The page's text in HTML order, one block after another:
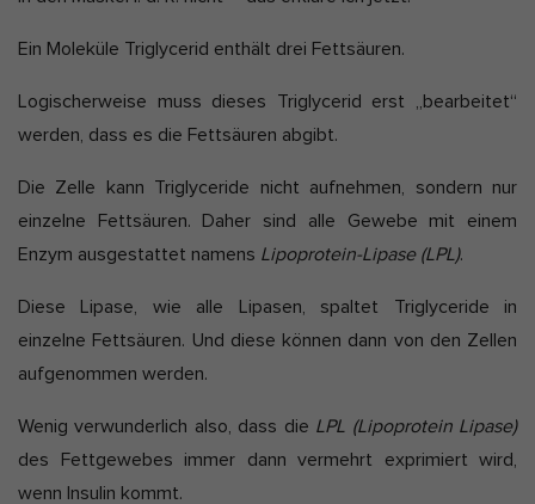
Ein Moleküle Triglycerid enthält drei Fettsäuren.
Logischerweise muss dieses Triglycerid erst „bearbeitet“
werden, dass es die Fettsäuren abgibt.
Die Zelle kann Triglyceride nicht aufnehmen, sondern nur
einzelne Fettsäuren. Daher sind alle Gewebe mit einem
Enzym ausgestattet namens Lipoprotein-Lipase (LPL).
Diese Lipase, wie alle Lipasen, spaltet Triglyceride in
einzelne Fettsäuren. Und diese können dann von den Zellen
aufgenommen werden.
Wenig verwunderlich also, dass die LPL (Lipoprotein Lipase)
des Fettgewebes immer dann vermehrt exprimiert wird,
wenn Insulin kommt.